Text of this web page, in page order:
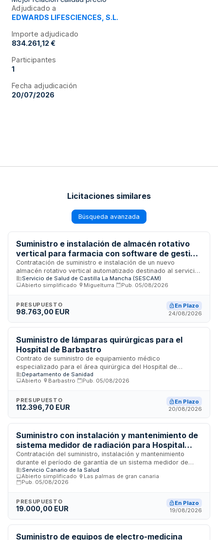
Adjudicado a
EDWARDS LIFESCIENCES, S.L.
Importe adjudicado
834.261,12 €
Participantes
1
Fecha adjudicación
20/07/2026
Licitaciones similares
Búsqueda avanzada
Suministro e instalación de almacén rotativo
vertical para farmacia con software de gestión
en el Hospital de Tomelloso
Contratación de suministro e instalación de un nuevo
almacén rotativo vertical automatizado destinado al servicio
de farmacia del Hospital de Tomelloso, incluyendo el
software de gestión del sistema. El contrato comprende
existente. Se trata de un contrato administrativo de suministro
tramitado mediante procedimiento abierto simplificado
Servicio de Salud de Castilla La Mancha (SESCAM)
Abierto simplificado
Miguelturra Pub. 05/08/2026
PRESUPUESTO
98.763,00 EUR
En Plazo
24/08/2026
Suministro de lámparas quirúrgicas para el
Hospital de Barbastro
Contrato de suministro de equipamiento médico
especializado para el área quirúrgica del Hospital de
Barbastro. Se prevé la adquisición de lámparas quirúrgicas
específicamente diseñadas para uso en quirófano, mediante
La tramitación se realiza a través de plataformas
electrónicas de contratación pública.
Departamento de Sanidad
Abierto
Barbastro Pub. 05/08/2026
PRESUPUESTO
112.396,70 EUR
En Plazo
20/08/2026
Suministro con instalación y mantenimiento de
sistema medidor de radiación para Hospital
Universitario de Gran Canaria Dr. Negrín
Contratación del suministro, instalación y mantenimiento
durante el período de garantía de un sistema medidor de
radiación destinado a la Dirección Gerencia del Hospital
Universitario de Gran Canaria Dr. Negrín. El contrato incluye la
entrega del equipo en el almacén general del hospital, su
mantenimiento durante la garantía. La ejecución debe
completarse en un plazo máximo de tres meses desde la
formalización del contrato.
Servicio Canario de la Salud
Abierto simplificado
Las palmas de gran canaria
Pub. 05/08/2026
PRESUPUESTO
19.000,00 EUR
En Plazo
19/08/2026
Suministro de equipos de electro-medicina